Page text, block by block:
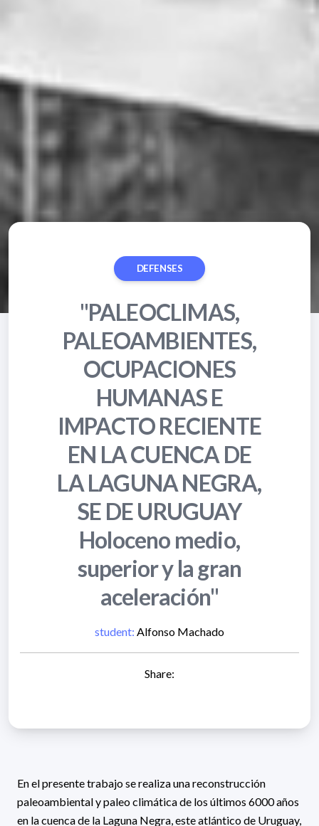
DEFENSES
"PALEOCLIMAS,
PALEOAMBIENTES,
OCUPACIONES
HUMANAS E
IMPACTO RECIENTE
EN LA CUENCA DE
LA LAGUNA NEGRA,
SE DE URUGUAY
Holoceno medio,
superior y la gran
aceleración"
student: Alfonso Machado
Share:
En el presente trabajo se realiza una reconstrucción
paleoambiental y paleo climática de los últimos 6000 años
en la cuenca de la Laguna Negra, este atlántico de Uruguay,